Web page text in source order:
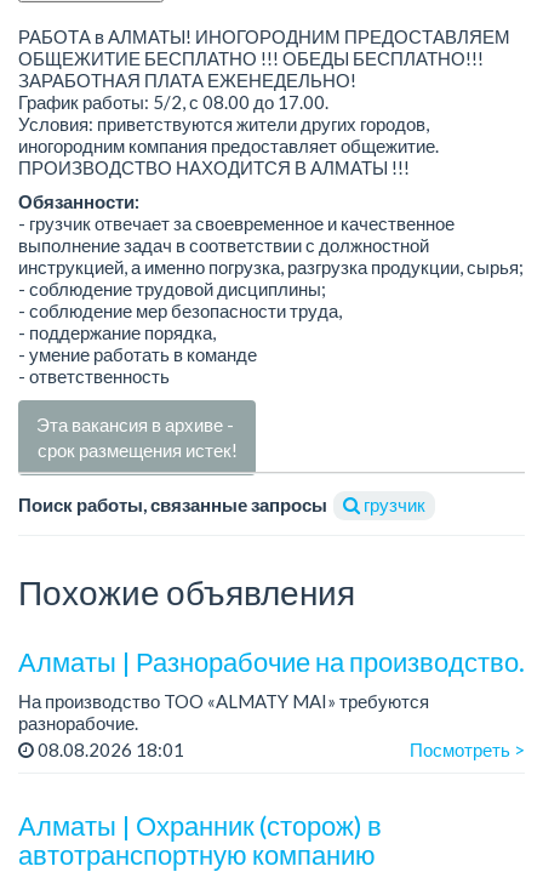
РАБОТА в АЛМАТЫ! ИНОГОРОДНИМ ПРЕДОСТАВЛЯЕМ
ОБЩЕЖИТИЕ БЕСПЛАТНО !!! ОБЕДЫ БЕСПЛАТНО!!!
ЗАРАБОТНАЯ ПЛАТА ЕЖЕНЕДЕЛЬНО!
График работы: 5/2, с 08.00 до 17.00.
Условия: приветствуются жители других городов,
иногородним компания предоставляет общежитие.
ПРОИЗВОДСТВО НАХОДИТСЯ В АЛМАТЫ !!!
Обязанности:
- грузчик отвечает за своевременное и качественное
выполнение задач в соответствии с должностной
инструкцией, а именно погрузка, разгрузка продукции, сырья;
- соблюдение трудовой дисциплины;
- соблюдение мер безопасности труда,
- поддержание порядка,
- умение работать в команде
- ответственность
Эта вакансия в архиве -
срок размещения истек!
Поиск работы, связанные запросы грузчик
Похожие объявления
Алматы | Разнорабочие на производство.
На производство TOO «ALMATY MAI» требуются
разнорабочие.
Зарплата: от 250 000 до 300 000 тенге на руки.
08.08.2026 18:01 Посмотреть >
Алматы | Охранник (сторож) в
автотранспортную компанию